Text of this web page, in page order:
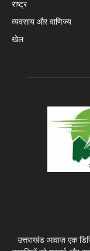
राष्ट्र
व्यवसाय और वाणिज्य
खेल
उत्तराखंड आवाज़ एक